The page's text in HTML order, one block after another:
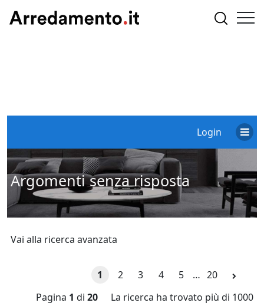
Login
Argomenti senza risposta
Vai alla ricerca avanzata
1 2 3 4 5 … 20
Pagina 1 di 20
La ricerca ha trovato più di 1000